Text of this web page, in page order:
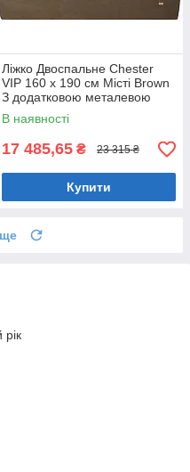
Ліжко Двоспальне Chester
VIP 160 х 190 см Місті Brown
З додатковою металевою
цільнозварною рамою
Коричневий
В наявності
17 485,65 ₴ 23 315 ₴
Купити
рік